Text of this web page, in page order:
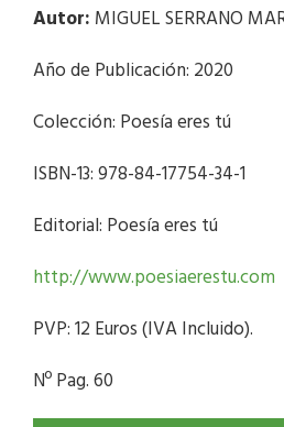
Autor: MIGUEL SERRANO
Año de Publicación: 2020
Colección: Poesía eres tú
ISBN-13: 978-84-17754-34-1
Editorial: Poesía eres tú
http://www.poesiaerestu.com
PVP: 12 Euros (IVA Incluido).
Nº Pag. 60